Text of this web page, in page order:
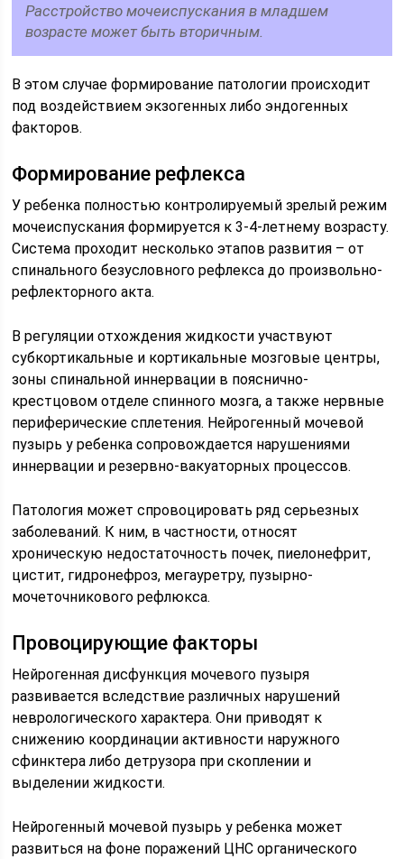
Расстройство мочеиспускания в младшем
возрасте может быть вторичным.
В этом случае формирование патологии происходит
под воздействием экзогенных либо эндогенных
факторов.
Формирование рефлекса
У ребенка полностью контролируемый зрелый режим
мочеиспускания формируется к 3-4-летнему возрасту.
Система проходит несколько этапов развития – от
спинального безусловного рефлекса до произвольно-
рефлекторного акта.
В регуляции отхождения жидкости участвуют
субкортикальные и кортикальные мозговые центры,
зоны спинальной иннервации в пояснично-
крестцовом отделе спинного мозга, а также нервные
периферические сплетения. Нейрогенный мочевой
пузырь у ребенка сопровождается нарушениями
иннервации и резервно-вакуаторных процессов.
Патология может спровоцировать ряд серьезных
заболеваний. К ним, в частности, относят
хроническую недостаточность почек, пиелонефрит,
цистит, гидронефроз, мегауретру, пузырно-
мочеточникового рефлюкса.
Провоцирующие факторы
Нейрогенная дисфункция мочевого пузыря
развивается вследствие различных нарушений
неврологического характера. Они приводят к
снижению координации активности наружного
сфинктера либо детрузора при скоплении и
выделении жидкости.
Нейрогенный мочевой пузырь у ребенка может
развиться на фоне поражений ЦНС органического